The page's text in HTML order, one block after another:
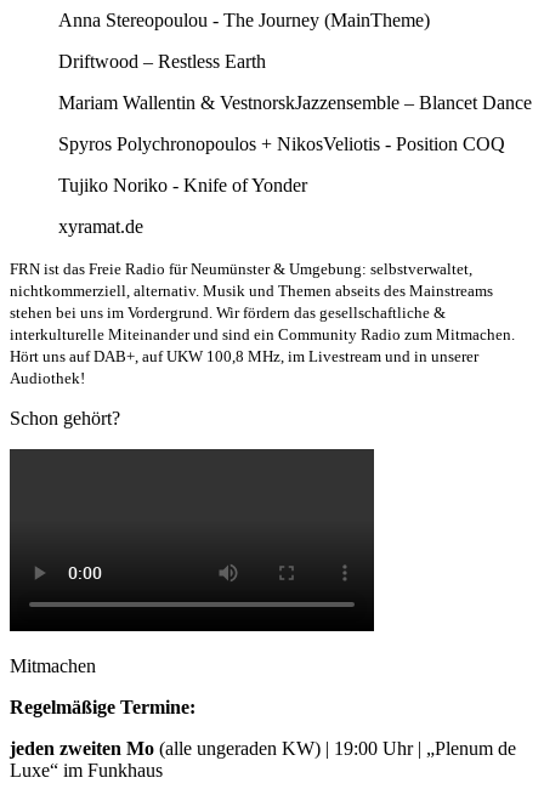
Anna Stereopoulou - The Journey (MainTheme)
Driftwood – Restless Earth
Mariam Wallentin & VestnorskJazzensemble – Blancet Dance
Spyros Polychronopoulos + NikosVeliotis - Position COQ
Tujiko Noriko - Knife of Yonder
xyramat.de
FRN ist das Freie Radio für Neumünster & Umgebung: selbstverwaltet,
nichtkommerziell, alternativ. Musik und Themen abseits des Mainstreams
stehen bei uns im Vordergrund. Wir fördern das gesellschaftliche &
interkulturelle Miteinander und sind ein Community Radio zum Mitmachen.
Hört uns auf DAB+, auf UKW 100,8 MHz, im Livestream und in unserer
Audiothek!
Schon gehört?
Mitmachen
Regelmäßige Termine:
jeden zweiten Mo (alle ungeraden KW) | 19:00 Uhr | „Plenum de
Luxe“ im Funkhaus